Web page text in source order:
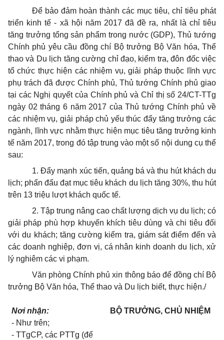
Để bảo đảm hoàn thành các mục tiêu, chỉ tiêu phát
triển kinh tế - xã hội năm 2017 đã đề ra, nhất là chỉ tiêu
tăng trưởng tổng sản phẩm trong nước (GDP), Thủ tướng
Chính phủ yêu cầu đồng chí Bộ trưởng Bộ Văn hóa, Thể
thao và Du lịch tăng cường chỉ đạo, kiểm tra, đôn đốc việc
tổ chức thực hiện các nhiệm vụ, giải pháp thuộc lĩnh vực
phụ trách đã được Chính phủ, Thủ tướng Chính phủ giao
tại các Nghị quyết của Chính phủ và Chỉ thị số 24/CT-TTg
ngày 02 tháng 6 năm 2017 của Thủ tướng Chính phủ về
các nhiệm vụ, giải pháp chủ yếu thúc đẩy tăng trưởng các
ngành, lĩnh vực nhằm thực hiện mục tiêu tăng trưởng kinh
tế năm 2017, trong đó tập trung vào một số nội dung cụ thể
sau:
1. Đẩy mạnh xúc tiến, quảng bá và thu hút khách du
lịch; phấn đấu đạt mục tiêu khách du lịch tăng 30%, thu hút
trên 13 triệu lượt khách quốc tế.
2. Tập trung nâng cao chất lượng dịch vụ du lịch; có
giải pháp phù hợp khuyến khích tiêu dùng và chi tiêu đối
với du khách; tăng cường kiểm tra, giám sát điểm đến và
các doanh nghiệp, đơn vị, cá nhân kinh doanh du lịch, xử
lý nghiêm các vi phạm.
Văn phòng Chính phủ xin thông báo để đồng chí Bộ
trưởng Bộ Văn hóa, Thể thao và Du lịch biết, thực hiện./
Nơi nhận:
- Như trên;
- TTgCP, các PTTg (để
BỘ TRƯỞNG, CHỦ NHIỆM